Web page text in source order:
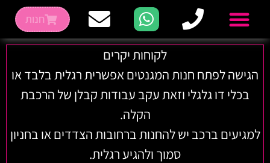
חנות
לקוחות יקרים
הגישה לפתח חנות המגנטים אפשרית רגלית בלבד או
בכלי דו גלגלי וזאת עקב עבודות קבלן של הרכבת
הקלה.
למגיעים ברכב יש להחנות ברחובות הצדדים או בחניון
סמוך ולהגיע רגלית.